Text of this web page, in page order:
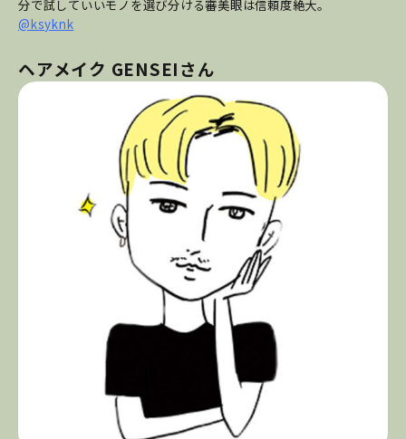
分で試していいモノを選び分ける審美眼は信頼度絶大。
@ksyknk
ヘアメイク GENSEIさん